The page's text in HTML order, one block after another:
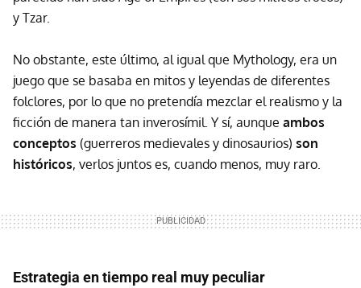
y Tzar.
No obstante, este último, al igual que Mythology, era un
juego que se basaba en mitos y leyendas de diferentes
folclores, por lo que no pretendía mezclar el realismo y la
ficción de manera tan inverosímil. Y sí, aunque ambos
conceptos (guerreros medievales y dinosaurios) son
históricos, verlos juntos es, cuando menos, muy raro.
Estrategia en tiempo real muy peculiar